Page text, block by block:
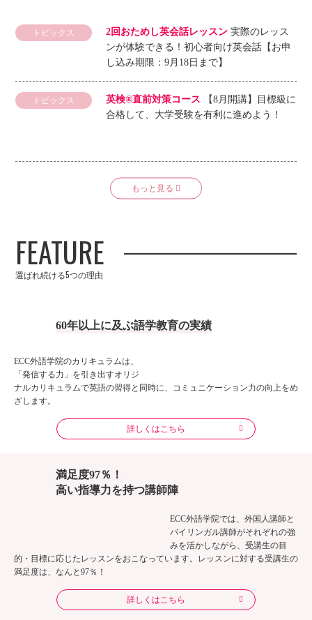
トピックス 2回おためし英会話レッスン 実際のレッス
ンが体験できる！初心者向け英会話【お申
し込み期限：9月18日まで】
トピックス 英検®直前対策コース 【8月開講】目標級に
合格して、大学受験を有利に進めよう！
Dear my StoryECCが大切にしている“受講
生の人生のストーリー”を2本の映像にしま
コース
提携。未来に羽ばたく人材を育成する。
キャンペーン お得な特典がたくさん！
ンや割引、優待情報を随時更新していま
その他お知らせはこちら
FEATURE
選ばれ続ける5つの理由
60年以上に及ぶ語学教育の実績
ECC外語学院のカリキュラムは、
「発信する力」を引き出すオリジ
ナルカリキュラムで英語の習得と同時に、コミュニケーション力の向上をめ
ざします。
詳しくはこちら
満足度97％！
高い指導力を持つ講師陣
ECC外語学院では、外国人講師と
バイリンガル講師がそれぞれの強
みを活かしながら、受講生の目
的・目標に応じたレッスンをおこなっています。レッスンに対する受講生の
満足度は、なんと97％！
詳しくはこちら